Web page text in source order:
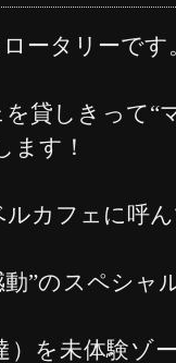
ータリーです
貸しきって“
ます！
カフェに呼
動”のスペシ
）を未体験ゾ